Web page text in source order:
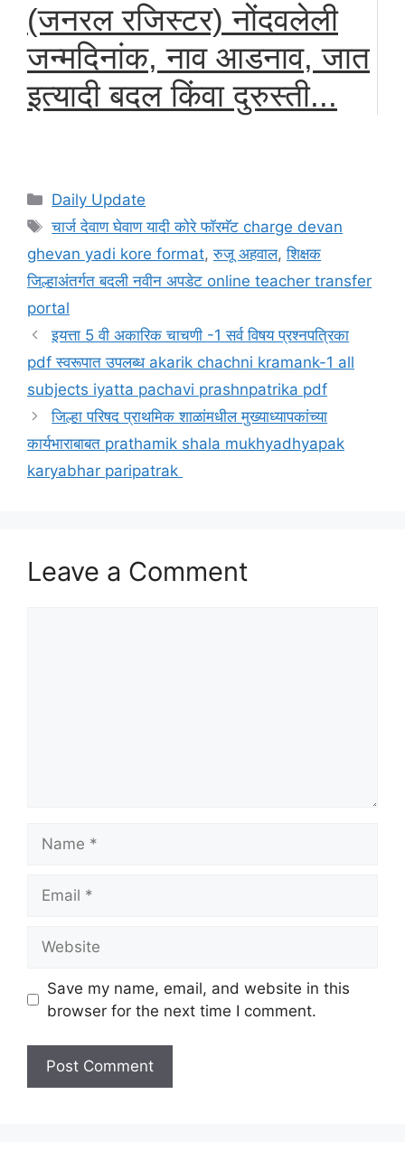
(जनरल रजिस्टर) नोंदवलेली
जन्मदिनांक, नाव आडनाव, जात
इत्यादी बदल किंवा दुरुस्ती...
Categories
Daily Update
Tags
चार्ज देवाण घेवाण यादी कोरे फॉरमॅट charge devan
ghevan yadi kore format,रुजू अहवाल,शिक्षक
जिल्हाअंतर्गत बदली नवीन अपडेट online teacher transfer
portal
इयत्ता 5 वी अकारिक चाचणी -1 सर्व विषय प्रश्नपत्रिका
pdf स्वरूपात उपलब्ध akarik chachni kramank-1 all
subjects iyatta pachavi prashnpatrika pdf
जिल्हा परिषद प्राथमिक शाळांमधील मुख्याध्यापकांच्या
कार्यभाराबाबत prathamik shala mukhyadhyapak
karyabhar paripatrak
Leave a Comment
Save my name, email, and website in this
browser for the next time I comment.